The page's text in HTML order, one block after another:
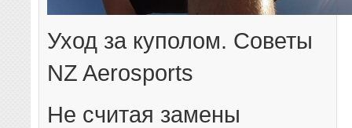
Уход за куполом. Советы
NZ Aerosports
Не считая замены